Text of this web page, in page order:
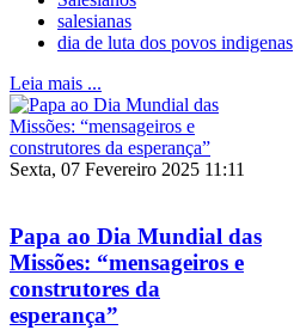
salesianas
dia de luta dos povos indigenas
Leia mais ...
Sexta, 07 Fevereiro 2025 11:11
Papa ao Dia Mundial das
Missões: “mensageiros e
construtores da
esperança”